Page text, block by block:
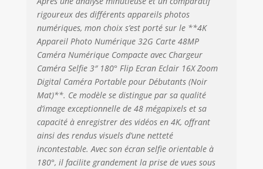
qu'une lanière qui
empêche les
chutes. Nous
offrons également
2 ans de support
complet pour que
vous puissiez
utiliser cet
appareil photo en
toute confiance.
le mode selfie, le retardateur,
l'embellissement du visage, la
balance des blancs, la stabilisation
d'image, la reconnaissance faciale et
la détection des sourires. Elle
propose également 20 filtres au
choix pour répondre à tous vos
besoins photographiques, ce qui en
fait le cadeau idéal pour les
débutants.
rigoureux des différents appareils photos
numériques, mon choix s’est porté sur le **4K
Appareil Photo Numérique 32G Carte 48MP
Caméra Numérique Compacte avec Chargeur
Caméra Selfie 3″ 180° Flip Ecran Eclair 16X Zoom
Digital Caméra Portable pour Débutants (Noir
Mat)**. Ce modèle se distingue par sa qualité
d’image exceptionnelle de 48 mégapixels et sa
capacité à enregistrer des vidéos en 4K, offrant
ainsi des rendus visuels d’une netteté
incontestable. Avec son écran selfie orientable à
180°, il facilite grandement la prise de vues sous